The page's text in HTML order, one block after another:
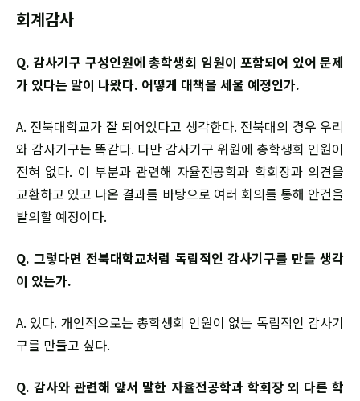
회계감사
Q. 감사기구 구성인원에 총학생회 임원이 포함되어 있어 문제
가 있다는 말이 나왔다. 어떻게 대책을 세울 예정인가.
A. 전북대학교가 잘 되어있다고 생각한다. 전북대의 경우 우리
와 감사기구는 똑같다. 다만 감사기구 위원에 총학생회 인원이
전혀 없다. 이 부분과 관련해 자율전공학과 학회장과 의견을
교환하고 있고 나온 결과를 바탕으로 여러 회의를 통해 안건을
발의할 예정이다.
Q. 그렇다면 전북대학교처럼 독립적인 감사기구를 만들 생각
이 있는가.
A. 있다. 개인적으로는 총학생회 인원이 없는 독립적인 감사기
구를 만들고 싶다.
Q. 감사와 관련해 앞서 말한 자율전공학과 학회장 외 다른 학